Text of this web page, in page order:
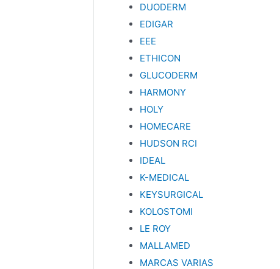
DUODERM
EDIGAR
EEE
ETHICON
GLUCODERM
HARMONY
HOLY
HOMECARE
HUDSON RCI
IDEAL
K-MEDICAL
KEYSURGICAL
KOLOSTOMI
LE ROY
MALLAMED
MARCAS VARIAS